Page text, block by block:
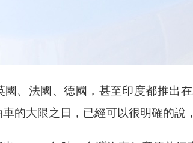
國、法國、德國，甚至印度都推出
的大限之日，已經可以很明確的說